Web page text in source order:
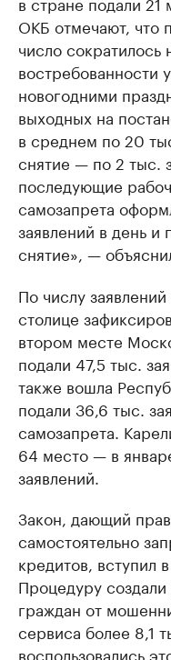
ОКБ отмечают, что
число
востребованности
новогодними
выходных на
в среднем по 20
снятие — по 2 тыс.
последующие
самозапрета
заявлений в день и
снятие», —
По числу
столице
втором месте
подали 47,5 тыс.
также вошла
подали 36,6 тыс.
самозапрета.
64 место — в
заявлений.
Закон, дающий
самостоятельно
кредитов, вступил
Процедуру создали
граждан от
сервиса более 8,1
воспользовались